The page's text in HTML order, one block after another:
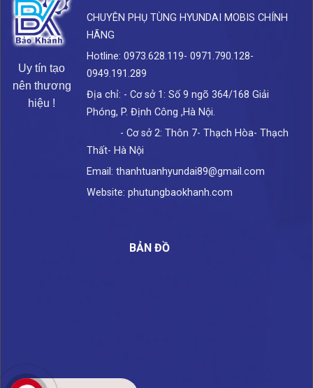
Uy tín tạo
nên thương
hiệu !
CHUYÊN PHỤ TÙNG HYUNDAI MOBIS CHÍNH
HÃNG
Hotline: 0973.628.119- 0971.790.128-
0949.191.289
Địa chỉ: - Cơ sở 1: Số 9 ngõ 364/168 Giải
Phóng, P. Định Công ,Hà Nội.
- Cơ sở 2: Thôn 7- Thạch Hòa- Thạch
Thất- Hà Nội
Email: thanhtuanhyundai89@gmail.com
Website: phutungbaokhanh.com
BẢN ĐỒ